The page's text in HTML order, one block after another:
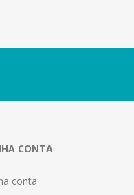
CONTA
conta